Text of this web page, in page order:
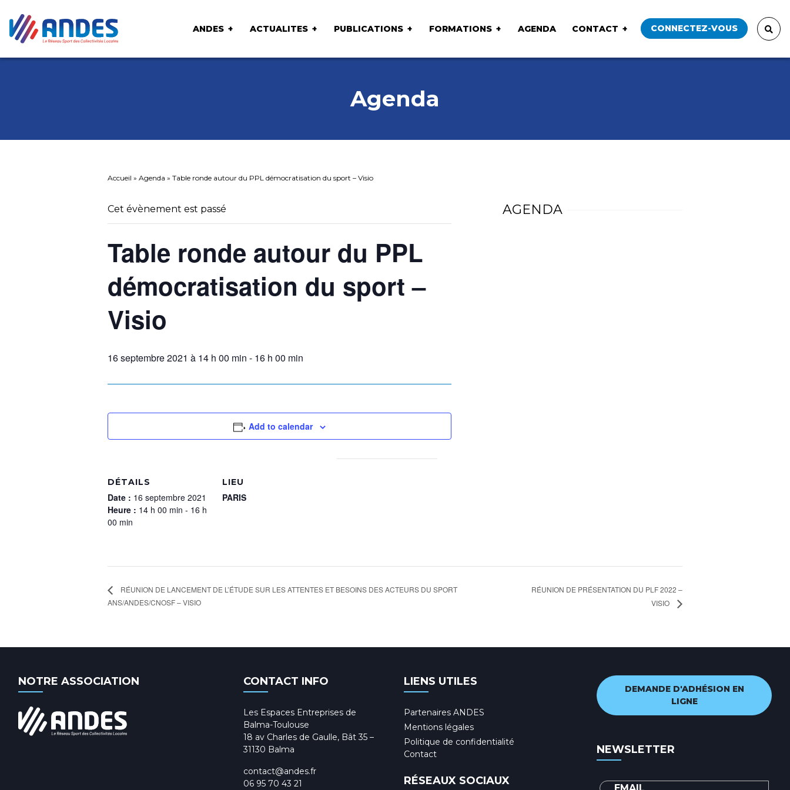
ANDES ACTUALITES PUBLICATIONS FORMATIONS AGENDA CONTACT CONNECTEZ-VOUS
Agenda
Accueil » Agenda » Table ronde autour du PPL démocratisation du sport – Visio
Cet évènement est passé
Table ronde autour du PPL
démocratisation du sport –
Visio
16 septembre 2021 à 14 h 00 min - 16 h 00 min
Add to calendar
DÉTAILS
Date : 16 septembre 2021
Heure : 14 h 00 min - 16 h
00 min
LIEU
PARIS
AGENDA
RÉUNION DE LANCEMENT DE L’ÉTUDE SUR LES ATTENTES ET BESOINS DES ACTEURS DU SPORT
ANS/ANDES/CNOSF – VISIO
RÉUNION DE PRÉSENTATION DU PLF 2022 –
VISIO
NOTRE ASSOCIATION CONTACT INFO
Les Espaces Entreprises de
Balma-Toulouse
18 av Charles de Gaulle, Bât 35 –
31130 Balma
contact@andes.fr
06 95 70 43 21
LIENS UTILES
Partenaires ANDES
Mentions légales
Politique de confidentialité
Contact
RÉSEAUX SOCIAUX
DEMANDE D'ADHÉSION EN
LIGNE
NEWSLETTER